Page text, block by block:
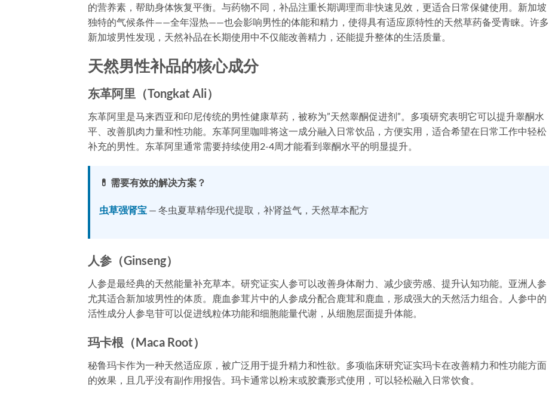
的营养素，帮助身体恢复平衡。与药物不同，补品注重长期调理而非快速见效，更适合日常保健使用。新加坡
独特的气候条件——全年湿热——也会影响男性的体能和精力，使得具有适应原特性的天然草药备受青睐。许多
新加坡男性发现，天然补品在长期使用中不仅能改善精力，还能提升整体的生活质量。
天然男性补品的核心成分
东革阿里（Tongkat Ali）
东革阿里是马来西亚和印尼传统的男性健康草药，被称为”天然睾酮促进剂”。多项研究表明它可以提升睾酮水
平、改善肌肉力量和性功能。东革阿里咖啡将这一成分融入日常饮品，方便实用，适合希望在日常工作中轻松
补充的男性。东革阿里通常需要持续使用2-4周才能看到睾酮水平的明显提升。
💊 需要有效的解决方案？
虫草强肾宝 — 冬虫夏草精华现代提取，补肾益气，天然草本配方
人参（Ginseng）
人参是最经典的天然能量补充草本。研究证实人参可以改善身体耐力、减少疲劳感、提升认知功能。亚洲人参
尤其适合新加坡男性的体质。鹿血参茸片中的人参成分配合鹿茸和鹿血，形成强大的天然活力组合。人参中的
活性成分人参皂苷可以促进线粒体功能和细胞能量代谢，从细胞层面提升体能。
玛卡根（Maca Root）
秘鲁玛卡作为一种天然适应原，被广泛用于提升精力和性欲。多项临床研究证实玛卡在改善精力和性功能方面
的效果，且几乎没有副作用报告。玛卡通常以粉末或胶囊形式使用，可以轻松融入日常饮食。